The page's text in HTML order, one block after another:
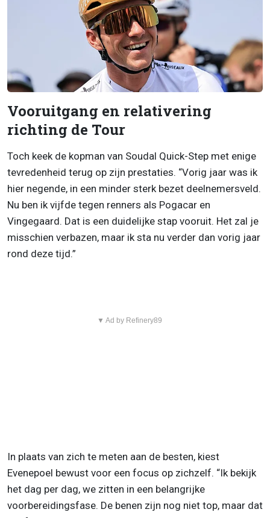
Vooruitgang en relativering
richting de Tour
Toch keek de kopman van Soudal Quick-Step met enige
tevredenheid terug op zijn prestaties. “Vorig jaar was ik
hier negende, in een minder sterk bezet deelnemersveld.
Nu ben ik vijfde tegen renners als Pogacar en
Vingegaard. Dat is een duidelijke stap vooruit. Het zal je
misschien verbazen, maar ik sta nu verder dan vorig jaar
rond deze tijd.”
▼ Ad by Refinery89
In plaats van zich te meten aan de besten, kiest
Evenepoel bewust voor een focus op zichzelf. “Ik bekijk
het dag per dag, we zitten in een belangrijke
voorbereidingsfase. De benen zijn nog niet top, maar dat